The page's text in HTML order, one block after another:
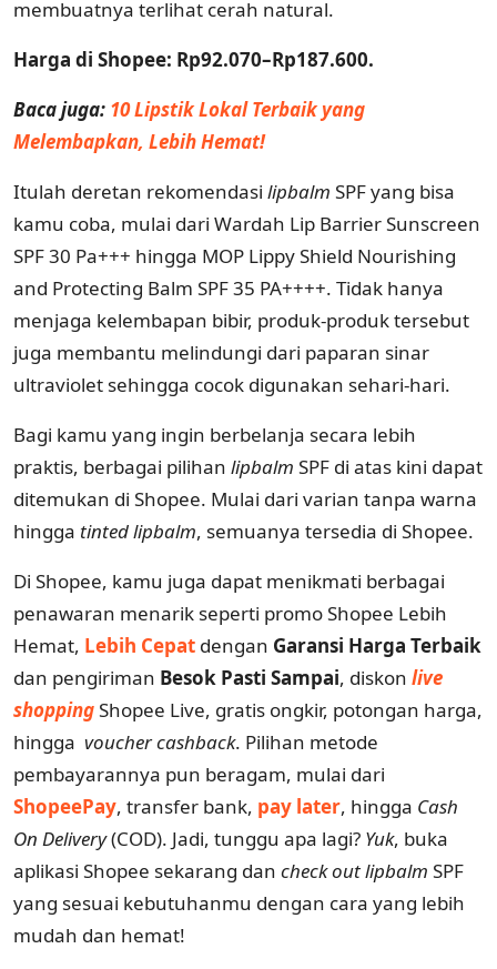
membuatnya terlihat cerah natural.
Harga di Shopee: Rp92.070–Rp187.600.
Baca juga: 10 Lipstik Lokal Terbaik yang
Melembapkan, Lebih Hemat!
Itulah deretan rekomendasi lipbalm SPF yang bisa
kamu coba, mulai dari Wardah Lip Barrier Sunscreen
SPF 30 Pa+++ hingga MOP Lippy Shield Nourishing
and Protecting Balm SPF 35 PA++++. Tidak hanya
menjaga kelembapan bibir, produk-produk tersebut
juga membantu melindungi dari paparan sinar
ultraviolet sehingga cocok digunakan sehari-hari.
Bagi kamu yang ingin berbelanja secara lebih
praktis, berbagai pilihan lipbalm SPF di atas kini dapat
ditemukan di Shopee. Mulai dari varian tanpa warna
hingga tinted lipbalm, semuanya tersedia di Shopee.
Di Shopee, kamu juga dapat menikmati berbagai
penawaran menarik seperti promo Shopee Lebih
Hemat, Lebih Cepat dengan Garansi Harga Terbaik
dan pengiriman Besok Pasti Sampai, diskon live
shoppingShopee Live, gratis ongkir, potongan harga,
hingga voucher cashback. Pilihan metode
pembayarannya pun beragam, mulai dari
ShopeePay, transfer bank, pay later, hingga Cash
On Delivery(COD). Jadi, tunggu apa lagi? Yuk, buka
aplikasi Shopee sekarang dan check out lipbalm SPF
yang sesuai kebutuhanmu dengan cara yang lebih
mudah dan hemat!